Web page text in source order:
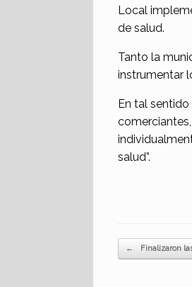
Local
de salud.
Tanto la
instrumentar
En tal
salud”.
Navegador de
← Finalizaron